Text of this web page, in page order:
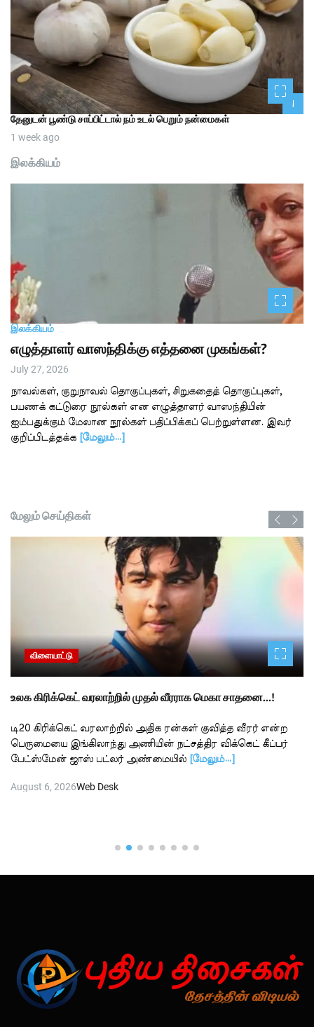
1
தேனுடன் பூண்டு சாப்பிட்டால் நம் உடல் பெறும் நன்மைகள்
1 week ago
இலக்கியம்
இலக்கியம்
எழுத்தாளர் வாஸந்திக்கு எத்தனை முகங்கள்?
July 27, 2026
நாவல்கள், குறுநாவல் தொகுப்புகள், சிறுகதைத் தொகுப்புகள்,
பயணக் கட்டுரை நூல்கள் என எழுத்தாளர் வாஸந்தியின்
ஐம்பதுக்கும் மேலான நூல்கள் பதிப்பிக்கப் பெற்றுள்ளன. இவர்
குறிப்பிடத்தக்க
[மேலும்…]
மேலும் செய்திகள்
விளையாட்டு
உலக கிரிக்கெட் வரலாற்றில் முதல் வீரராக மெகா சாதனை…!
டி20 கிரிக்கெட் வரலாற்றில் அதிக ரன்கள் குவித்த வீரர் என்ற
பெருமையை இங்கிலாந்து அணியின் நட்சத்திர விக்கெட் கீப்பர்
பேட்ஸ்மேன் ஜாஸ் பட்லர் அண்மையில்
[மேலும்…]
August 6, 2026Web Desk